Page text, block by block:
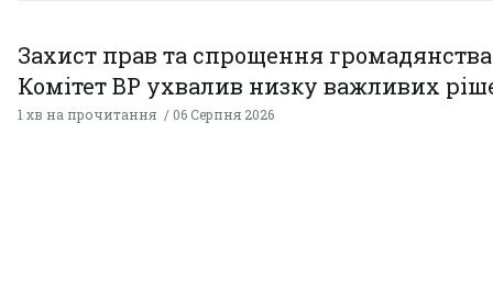
Захист прав та спрощення
Комітет ВР ухвалив низку важливих
1 хв на прочитання 06 Серпня 2026